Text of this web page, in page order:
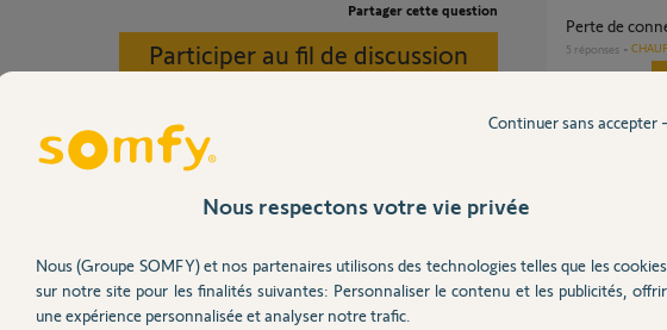
Partager cette question
Participer au fil de discussion
dans le courant de la semaine prochaine.
Perte de
5 réponses
Comment solutionner mes problèmes de
vannes
Perte d’appairage des vannes
piles ?
Nous respectons votre vie privée
Nous (Groupe SOMFY) et nos partenaires utilisons des technologies telles que les cookies
sur notre site pour les finalités suivantes: Personnaliser le contenu et les publicités, offrir
une expérience personnalisée et analyser notre trafic.
Continuer sans accepter